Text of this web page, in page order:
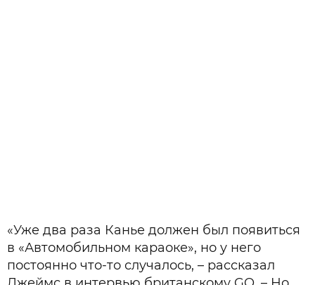
«Уже два раза Канье должен был появиться
в «Автомобильном караоке», но у него
постоянно что-то случалось, – рассказал